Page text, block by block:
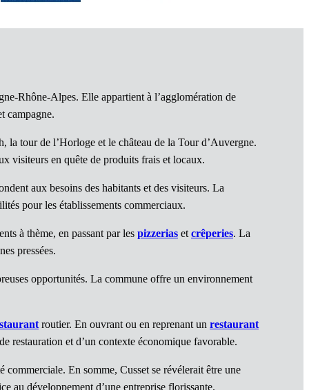
Rhône-Alpes. Elle appartient à l’agglomération de
campagne.
la tour de l’Horloge et le château de la Tour d’Auvergne.
visiteurs en quête de produits frais et locaux.
aux besoins des habitants et des visiteurs. La
pour les établissements commerciaux.
à thème, en passant par les pizzerias et crêperies. La
pressées.
opportunités. La commune offre un environnement
routier. En ouvrant ou en reprenant un restaurant
restauration et d’un contexte économique favorable.
En somme, Cusset se révélerait être une
au développement d’une entreprise florissante.